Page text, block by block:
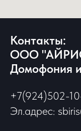
Контакты:
ООО
Домофония
+7(924)502-
Эл.адрес: